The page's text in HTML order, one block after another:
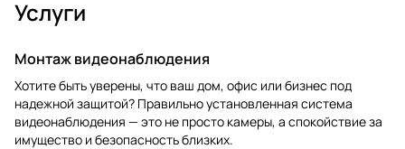
Услуги
Монтаж видеонаблюдения
Хотите быть уверены, что ваш дом, офис или бизнес под
надежной защитой? Правильно установленная система
видеонаблюдения — это не просто камеры, а спокойствие за
имущество и безопасность близких.